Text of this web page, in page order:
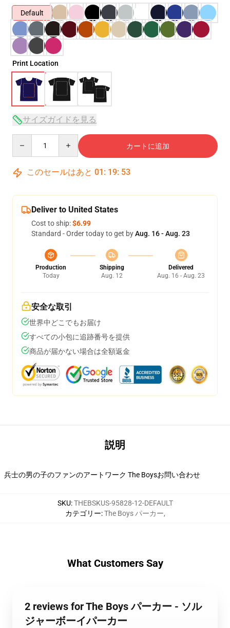
Default
Print Location
サイズガイドを見る
カートに追加
このセールはあと 01 : 19: 53
Deliver to United States
Cost to ship:$6.99
Standard - Order today to get byAug. 16 - Aug. 23
Production
Today
Shipping
Aug. 12
Delivered
Aug. 16 - Aug. 23
安全な取引
世界中どこでもお届け
すべての小包に追跡番号を提供
商品が届かない場合は全額返金
説明
兵士の男の子のファンのアートワーク The Boysお問い合わせ
SKU:THEBSKUS-95828-12-DEFAULT
カテゴリー:The Boys パーカー,
What Customers Say
2 reviews for The Boys パーカー - ソル
ジャーボーイパーカー